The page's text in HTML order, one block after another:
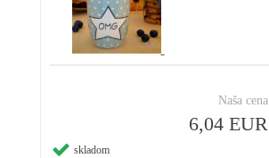
Naša cena
6,04 EUR
skladom